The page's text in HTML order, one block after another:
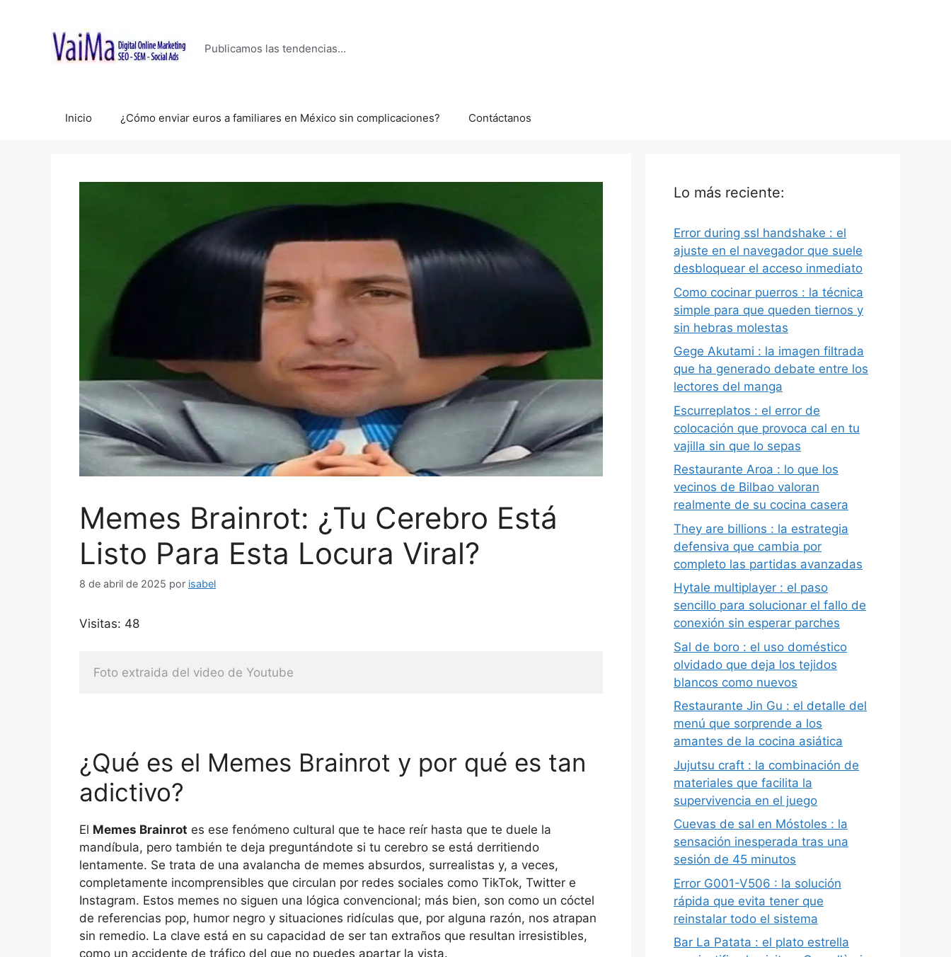
contenido
Publicamos las tendencias…
Inicio ¿Cómo enviar euros a familiares en México sin complicaciones? Contáctanos
Memes Brainrot: ¿Tu Cerebro Está
Listo Para Esta Locura Viral?
8 de abril de 2025 por isabel
Visitas: 48
Foto extraida del video de Youtube
¿Qué es el Memes Brainrot y por qué es tan
adictivo?
El Memes Brainrot es ese fenómeno cultural que te hace reír hasta que te duele la
mandíbula, pero también te deja preguntándote si tu cerebro se está derritiendo
lentamente. Se trata de una avalancha de memes absurdos, surrealistas y, a veces,
completamente incomprensibles que circulan por redes sociales como TikTok, Twitter e
Instagram. Estos memes no siguen una lógica convencional; más bien, son como un cóctel
de referencias pop, humor negro y situaciones ridículas que, por alguna razón, nos atrapan
sin remedio. La clave está en su capacidad de ser tan extraños que resultan irresistibles,
como un accidente de tráfico del que no puedes apartar la vista.
Lo más reciente:
Error during ssl handshake : el
ajuste en el navegador que suele
desbloquear el acceso inmediato
Como cocinar puerros : la técnica
simple para que queden tiernos y
sin hebras molestas
Gege Akutami : la imagen filtrada
que ha generado debate entre los
lectores del manga
Escurreplatos : el error de
colocación que provoca cal en tu
vajilla sin que lo sepas
Restaurante Aroa : lo que los
vecinos de Bilbao valoran
realmente de su cocina casera
They are billions : la estrategia
defensiva que cambia por
completo las partidas avanzadas
Hytale multiplayer : el paso
sencillo para solucionar el fallo de
conexión sin esperar parches
Sal de boro : el uso doméstico
olvidado que deja los tejidos
blancos como nuevos
Restaurante Jin Gu : el detalle del
menú que sorprende a los
amantes de la cocina asiática
Jujutsu craft : la combinación de
materiales que facilita la
supervivencia en el juego
Cuevas de sal en Móstoles : la
sensación inesperada tras una
sesión de 45 minutos
Error G001-V506 : la solución
rápida que evita tener que
reinstalar todo el sistema
Bar La Patata : el plato estrella